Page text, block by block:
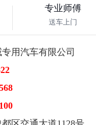
专业师傅
送车上门
用汽车有限公司